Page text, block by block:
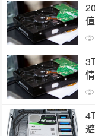
企业级SSD(190)
硬盘寿命(189)
AI训练(187)
硬盘
硬盘真伪鉴别(185)